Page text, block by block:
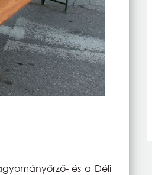
és a Déli